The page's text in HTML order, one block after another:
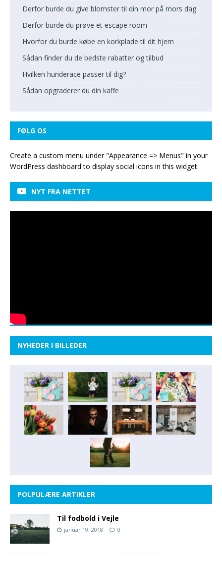
Derfor burde du give blomster til din mor på mors dag
Derfor burde du prøve et escape room
Hvorfor du burde købe en korkplade til dit hjem
Sådan finder du de bedste rabatter og tilbud
Hvilken hunderace passer til dig?
Sådan opgraderer du din kaffe
FØLG OS
Create a custom menu under "Appearance => Menus" in your
WordPress dashboard to display social icons in this widget.
NYT FRA NETTET
NYHEDER I BILLEDER
POLPULÆRE ARTIKLER
Til fodbold i Vejle
januar 19, 2018 0